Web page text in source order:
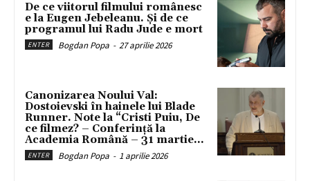
De ce viitorul filmului românesc
e la Eugen Jebeleanu. Și de ce
programul lui Radu Jude e mort
ENTER Bogdan Popa - 27 aprilie 2026
Canonizarea Noului Val:
Dostoievski în hainele lui Blade
Runner. Note la “Cristi Puiu, De
ce filmez? – Conferință la
Academia Română – 31 martie...
ENTER Bogdan Popa - 1 aprilie 2026